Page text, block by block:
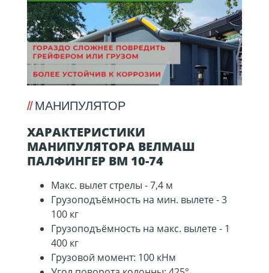
МАНИПУЛЯТОР
ХАРАКТЕРИСТИКИ
МАНИПУЛЯТОРА ВЕЛМАШ
ПАЛФИНГЕР ВМ 10-74
Макс. вылет стрелы - 7,4 м
Грузоподъёмность на мин. вылете - 3
100 кг
Грузоподъёмность на макс. вылете - 1
400 кг
Грузовой момент: 100 кНм